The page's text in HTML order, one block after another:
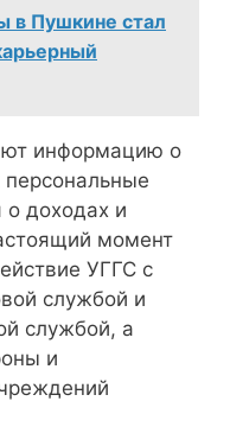
в Пушкине стал
информацию о
доходах и
момент
УГГС с
службой и
службой, а
и